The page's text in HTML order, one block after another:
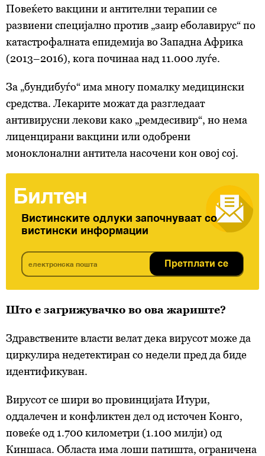
Повеќето вакцини и антителни терапии се
развиени специјално против „заир еболавирус“ по
катастрофалната епидемија во Западна Африка
(2013–2016), кога починаа над 11.000 луѓе.
За „бундибуѓо“ има многу помалку медицински
средства. Лекарите можат да разгледаат
антивирусни лекови како „ремдесивир“, но нема
лиценцирани вакцини или одобрени
моноклонални антитела насочени кон овој сој.
Билтен
Вистинските одлуки започнуваат со
вистински информации
Претплати се
Што е загрижувачко во ова жариште?
Здравствените власти велат дека вирусот може да
циркулира недетектиран со недели пред да биде
идентификуван.
Вирусот се шири во провинцијата Итури,
оддалечен и конфликтен дел од источен Конго,
повеќе од 1.700 километри (1.100 милји) од
Киншаса. Областа има лоши патишта, ограничена